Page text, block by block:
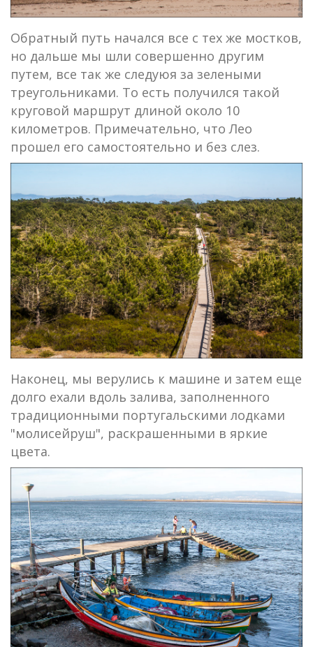
Обратный путь начался все с тех же мостков,
но дальше мы шли совершенно другим
путем, все так же следуюя за зелеными
треугольниками. То есть получился такой
круговой маршрут длиной около 10
километров. Примечательно, что Лео
прошел его самостоятельно и без слез.
Наконец, мы верулись к машине и затем еще
долго ехали вдоль залива, заполненного
традиционными португальскими лодками
"молисейруш", раскрашенными в яркие
цвета.